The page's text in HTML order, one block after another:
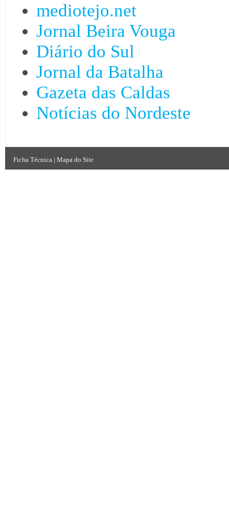
mediotejo.net
Jornal Beira Vouga
Diário do Sul
Jornal da Batalha
Gazeta das Caldas
Notícias do Nordeste
Ficha Técnica | Mapa do Site